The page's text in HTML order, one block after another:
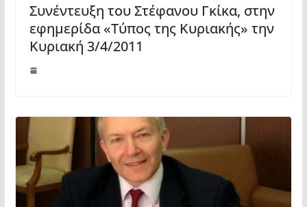
Συνέντευξη του Στέφανου Γκίκα, στην
εφημερίδα «Τύπος της Κυριακής» την
Κυριακή 3/4/2011